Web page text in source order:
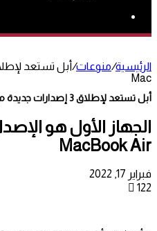
الرئيسية/منوعات/
Mac
أبل تستعد لإطلاق 3 إصدارات جديدة من أجهزة Mac
الجهاز الأول هو
MacBook Air
فبراير 17, 2022
122